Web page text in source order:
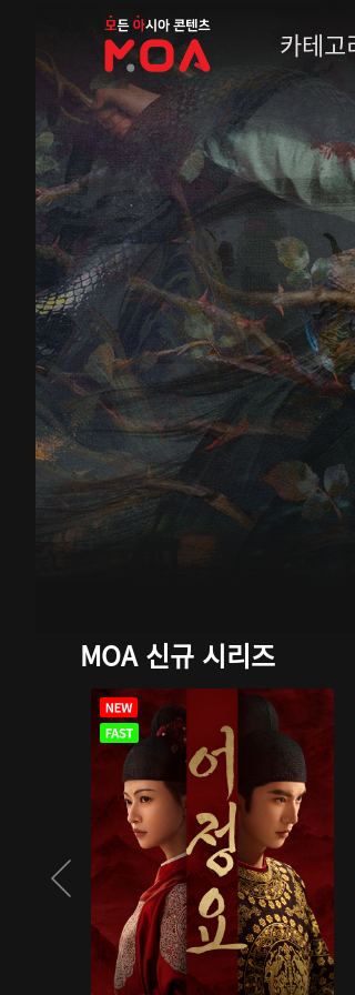
MOA
카테고
MOA 신규 시리즈